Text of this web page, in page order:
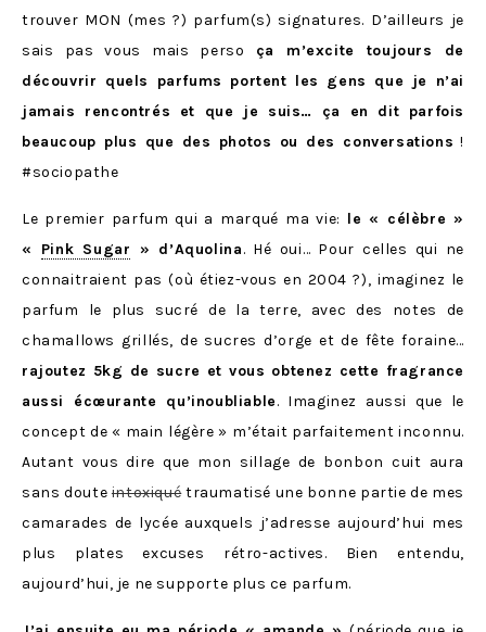
trouver MON (mes ?) parfum(s) signatures. D’ailleurs je
sais pas vous mais perso ça m’excite toujours de
découvrir quels parfums portent les gens que je n’ai
jamais rencontrés et que je suis… ça en dit parfois
beaucoup plus que des photos ou des conversations !
#sociopathe
Le premier parfum qui a marqué ma vie: le « célèbre »
« Pink Sugar » d’Aquolina. Hé oui… Pour celles qui ne
connaitraient pas (où étiez-vous en 2004 ?), imaginez le
parfum le plus sucré de la terre, avec des notes de
chamallows grillés, de sucres d’orge et de fête foraine…
rajoutez 5kg de sucre et vous obtenez cette fragrance
aussi écœurante qu’inoubliable. Imaginez aussi que le
concept de « main légère » m’était parfaitement inconnu.
Autant vous dire que mon sillage de bonbon cuit aura
sans douteintoxiquétraumatisé une bonne partie de mes
camarades de lycée auxquels j’adresse aujourd’hui mes
plus plates excuses rétro-actives. Bien entendu,
aujourd’hui, je ne supporte plus ce parfum.